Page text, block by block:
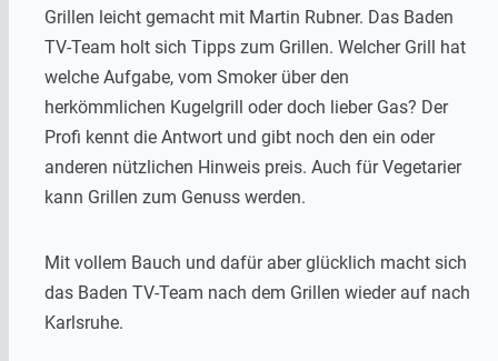
Grillen leicht gemacht mit Martin Rubner. Das Baden
TV-Team holt sich Tipps zum Grillen. Welcher Grill hat
welche Aufgabe, vom Smoker über den
herkömmlichen Kugelgrill oder doch lieber Gas? Der
Profi kennt die Antwort und gibt noch den ein oder
anderen nützlichen Hinweis preis. Auch für Vegetarier
kann Grillen zum Genuss werden.
Mit vollem Bauch und dafür aber glücklich macht sich
das Baden TV-Team nach dem Grillen wieder auf nach
Karlsruhe.